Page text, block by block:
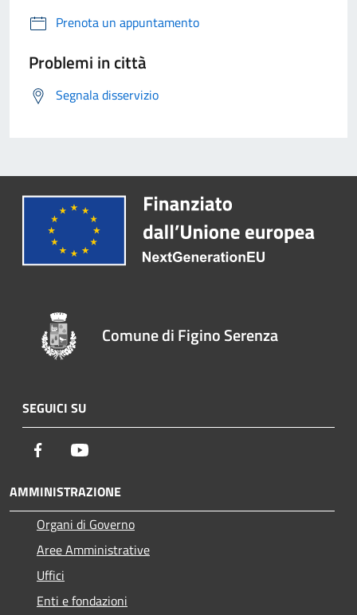
Prenota un appuntamento
Problemi in città
Segnala disservizio
Comune di Figino Serenza
SEGUICI SU
Facebook
AMMINISTRAZIONE
Organi di Governo
Aree Amministrative
Uffici
Enti e fondazioni